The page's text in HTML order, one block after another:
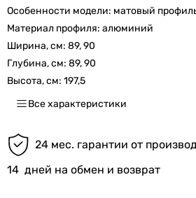
Особенности модели: матовый
Материал профиля: алюминий
Ширина, см: 89, 90
Глубина, см: 89, 90
Высота, см: 197,5
Все характеристики
24 мес. гарантии от
14 дней на обмен и возврат